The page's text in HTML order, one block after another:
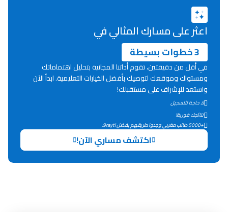
اعثر على مسارك المثالي في
3 خطوات بسيطة
في أقل من دقيقتين، تقوم أداتنا المجانية بتحليل اهتماماتك
ومستواك وموقعك لتوصيك بأفضل الخيارات التعليمية. ابدأ الآن
واستعد للإشراف على مستقبلك!
لا حاجة للتسجيل
نتائجك فورية!
+5000 طالب مغربي وجدوا طريقهم بفضل 9rayti.
اكتشف مساري الآن!